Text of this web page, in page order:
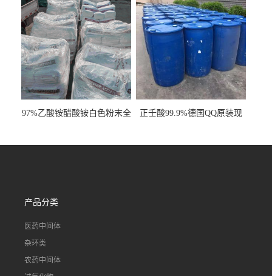
97%乙酸铵醋酸铵白色粉末全
正壬酸99.9%德国QQ原装现
产品分类
医药中间体
杂环类
农药中间体